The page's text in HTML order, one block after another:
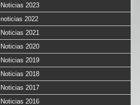
Noticias 2023
noticias 2022
Noticias 2021
Noticias 2020
Noticias 2019
Noticias 2018
Noticias 2017
Noticias 2016